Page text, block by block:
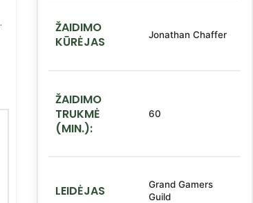
.
ŽAIDIMO
KŪRĖJAS
Jonathan Chaffer
ŽAIDIMO
TRUKMĖ
(MIN.):
60
LEIDĖJAS
Grand Gamers
Guild